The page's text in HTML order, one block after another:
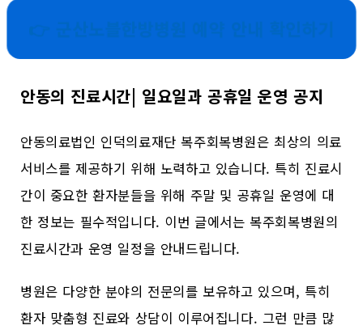
안동의 진료시간| 일요일과 공휴일 운영 공지
안동의료법인 인덕의료재단 복주회복병원은 최상의 의료
서비스를 제공하기 위해 노력하고 있습니다. 특히 진료시
간이 중요한 환자분들을 위해 주말 및 공휴일 운영에 대
한 정보는 필수적입니다. 이번 글에서는 복주회복병원의
진료시간과 운영 일정을 안내드립니다.
병원은 다양한 분야의 전문의를 보유하고 있으며, 특히
환자 맞춤형 진료와 상담이 이루어집니다. 그런 만큼 많